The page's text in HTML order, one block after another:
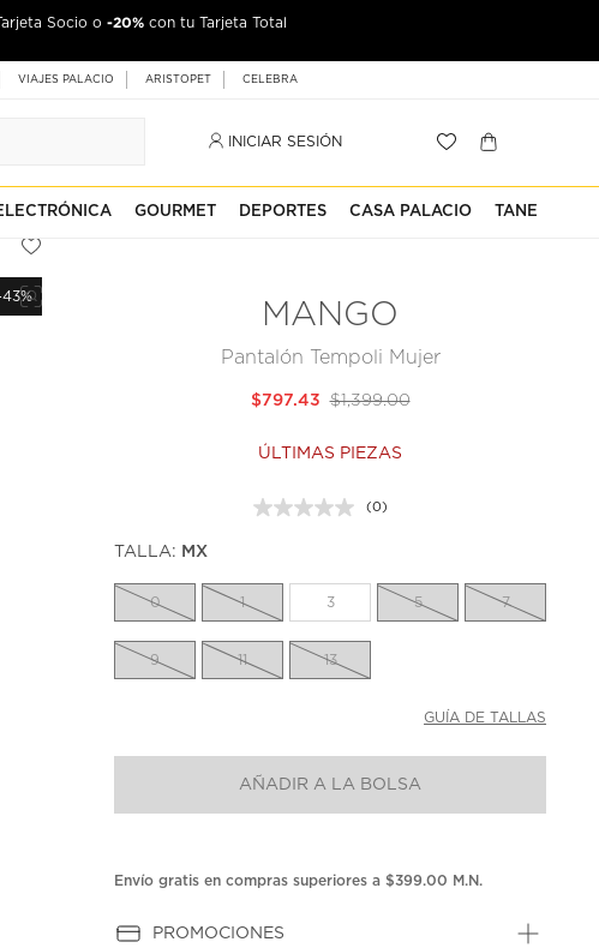
Socio o -20% con tu Tarjeta Total
VIAJES PALACIO ARISTOPET CELEBRA
INICIAR SESIÓN
GOURMET DEPORTES CASA PALACIO TANE
MANGO
Pantalón Tempoli Mujer
$1,399.00
$797.43
ÚLTIMAS PIEZAS
Sin
la
misma
(0)
TALLA: MX
0 1 3 5 7
9 11 13
GUÍA DE TALLAS
AÑADIR A LA BOLSA
Envío gratis en compras superiores a $399.00 M.N.
PROMOCIONES